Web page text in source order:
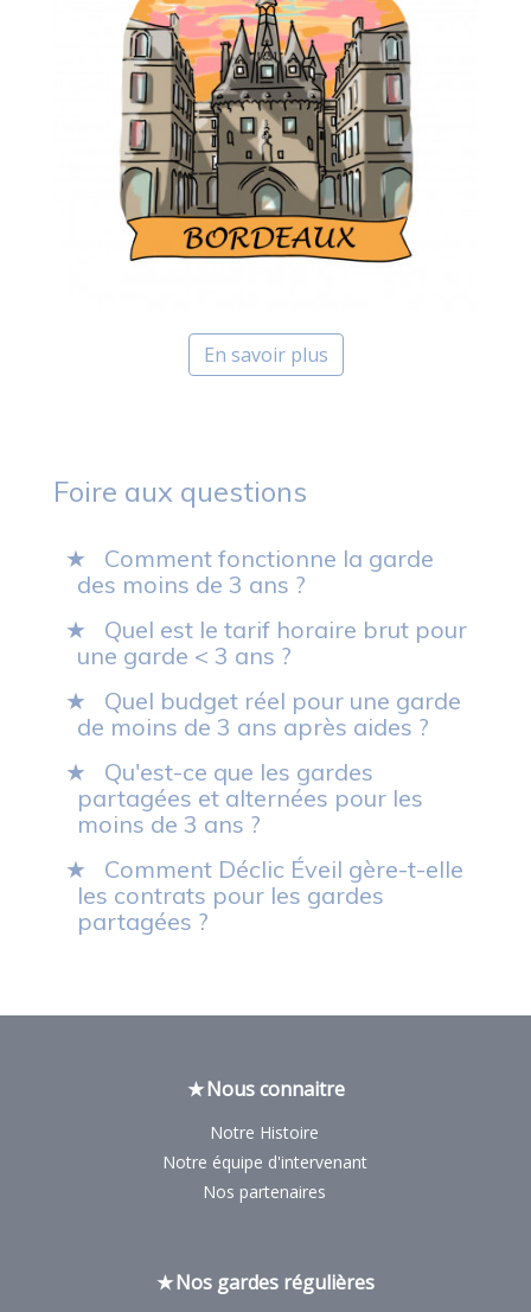
En savoir plus
Foire aux questions
Comment fonctionne la garde
des moins de 3 ans ?
Quel est le tarif horaire brut pour
une garde < 3 ans ?
Quel budget réel pour une garde
de moins de 3 ans après aides ?
Qu'est-ce que les gardes
partagées et alternées pour les
moins de 3 ans ?
Comment Déclic Éveil gère-t-elle
les contrats pour les gardes
partagées ?
Nous connaitre
Notre Histoire
Notre équipe d'intervenant
Nos partenaires
Nos gardes régulières